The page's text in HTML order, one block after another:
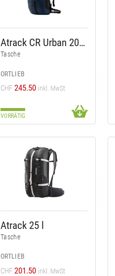
Atrack CR Urban 2022
Tasche
ORTLIEB
CHF 245.50 inkl. MwSt
VORRÄTIG
Atrack 25 l
Tasche
ORTLIEB
CHF 201.50 inkl. MwSt